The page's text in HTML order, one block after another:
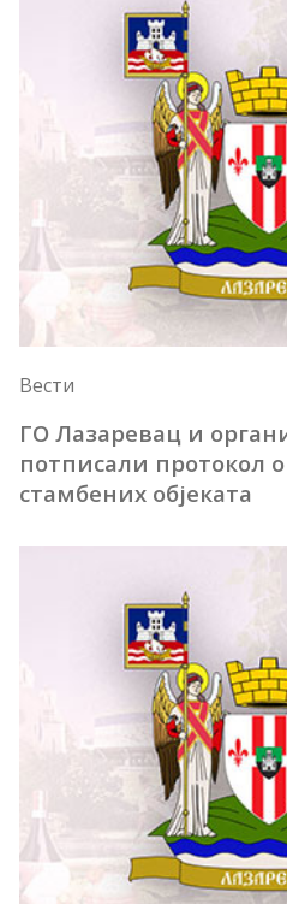
Вести
ГО Лазаревац и
потписали протокол
стамбених објеката